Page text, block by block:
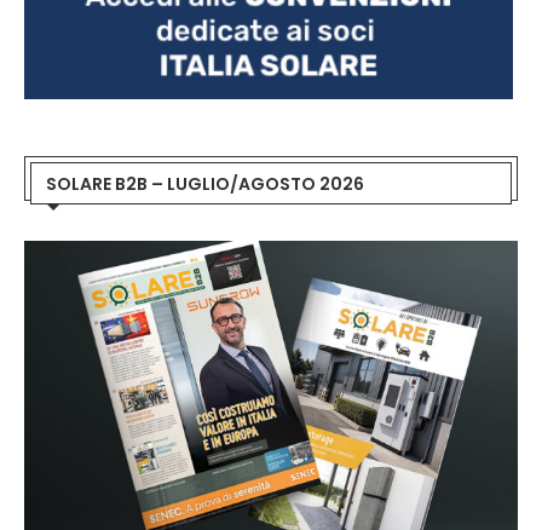
SOLARE B2B – LUGLIO/AGOSTO 2026